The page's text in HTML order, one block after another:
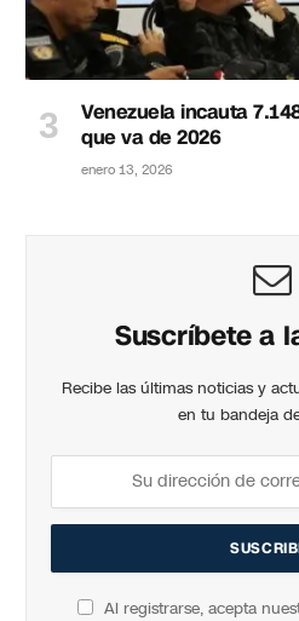
Venezuela incauta
que va de 2026
enero 13, 2026
Suscríbete a
Recibe las últimas noticias y
en tu bandeja
Al registrarse, acepta